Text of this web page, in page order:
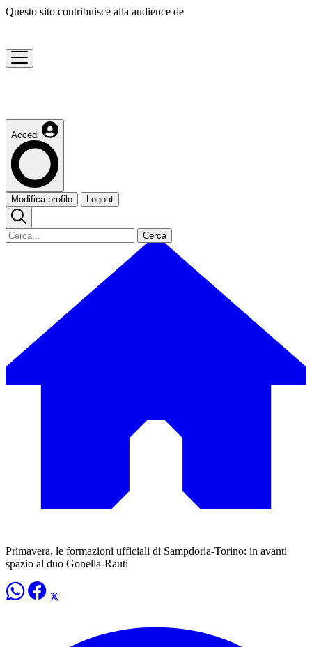
Questo sito contribuisce alla audience de
Accedi
Modifica profilo Logout
Cerca
Primavera, le formazioni ufficiali di Sampdoria-Torino: in avanti
spazio al duo Gonella-Rauti